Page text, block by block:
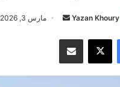
Yazan Khoury
أرسل مارس 3, 2026
فيسبوك ‫X مشاركة عبر البريد